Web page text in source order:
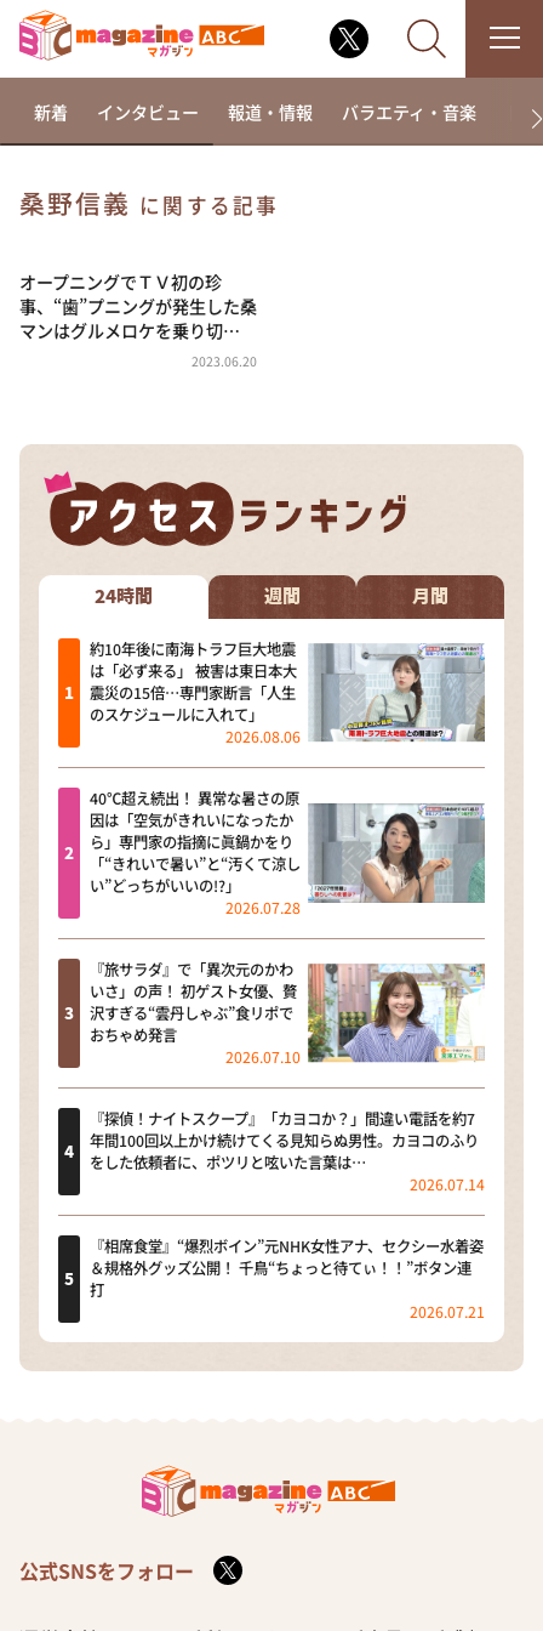
相席食堂
これ余談なんですけど・・・
～人生密着トークバラエティ！～ やすとものいたっ
河合＆A.B.C-Z塚田×福井アナ「なんでやねん！？」
（news おかえり）
DAIGOも台所 ～きょうの献立 何にする？～
本日はダイアンなり！シーズン２
朝だ！生です旅サラダ
教えて！ニュースライブ 正義のミカタ
ＬＩＦＥ～夢のカタチ～
新婚さんいらっしゃい！
ポツンと一軒家
ザキ山小屋本館
ぺこぱのまるスポ
新着 インタビュー 報道・情報 バラエティ・音楽 ド
桑野信義 に関する記事
オープニングでＴＶ初の珍
事、“歯”プニングが発生した桑
マンはグルメロケを乗り切…
2023.06.20
24時間 週間 月間
約10年後に南海トラフ巨大地震
は「必ず来る」 被害は東日本大
震災の15倍…専門家断言「人生
のスケジュールに入れて」
2026.08.06
40℃超え続出！ 異常な暑さの原
因は「空気がきれいになったか
ら」専門家の指摘に眞鍋かをり
「“きれいで暑い”と“汚くて涼し
い”どっちがいいの!?」
2026.07.28
『旅サラダ』で「異次元のかわ
いさ」の声！ 初ゲスト女優、贅
沢すぎる“雲丹しゃぶ”食リポで
おちゃめ発言
2026.07.10
『探偵！ナイトスクープ』「カヨコか？」間違い電話を約7
年間100回以上かけ続けてくる見知らぬ男性。カヨコのふり
をした依頼者に、ポツリと呟いた言葉は…
2026.07.14
『相席食堂』“爆烈ボイン”元NHK女性アナ、セクシー水着姿
＆規格外グッズ公開！ 千鳥“ちょっと待てぃ！！”ボタン連
打
2026.07.21
公式SNSをフォロー